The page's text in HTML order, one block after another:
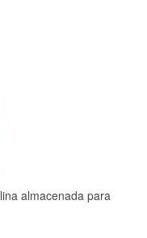
almacenada para